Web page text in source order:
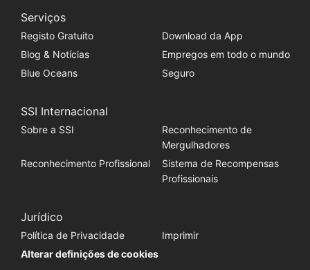
Serviços
Registo Gratuito
Download da App
Blog & Notícias
Empregos em todo o mundo
Blue Oceans
Seguro
SSI Internacional
Sobre a SSI
Reconhecimento de
Mergulhadores
Reconhecimento Profissional
Sistema de Recompensas
Profissionais
Jurídico
Política de Privacidade
Imprimir
Alterar definições de cookies